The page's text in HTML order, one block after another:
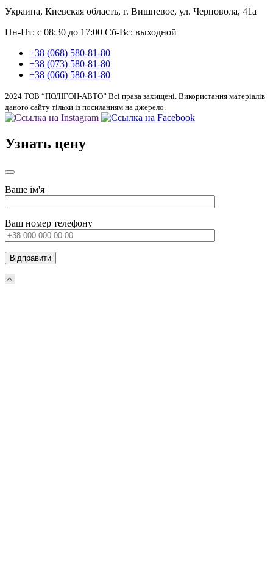
Украина, Киевская область, г. Вишневое, ул. Черновола, 41а
Пн-Пт: с 08:30 до 17:00 Сб-Вс: выходной
+38 (068) 580-81-80
+38 (073) 580-81-80
+38 (066) 580-81-80
2024 ТОВ “ПОЛІГОН-АВТО” Всі права захищені. Використання матеріалів
даного сайту тільки із посиланням на джерело.
Узнать цену
Ваше ім'я
Ваш номер телефону